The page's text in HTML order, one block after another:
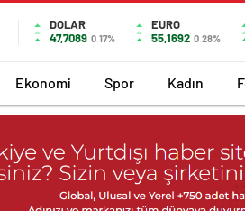
DOLAR
47,7089 0.17%
EURO
55,1692 0.28%
Ekonomi Spor Kadın